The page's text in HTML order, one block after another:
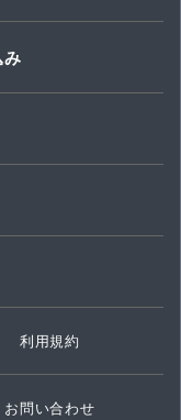
利用規約
お問い合わせ